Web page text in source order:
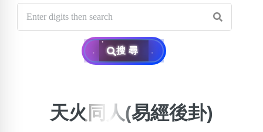
搜尋
天火同人(易經後卦)